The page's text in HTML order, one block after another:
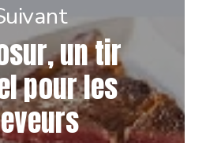
un tir
pour les